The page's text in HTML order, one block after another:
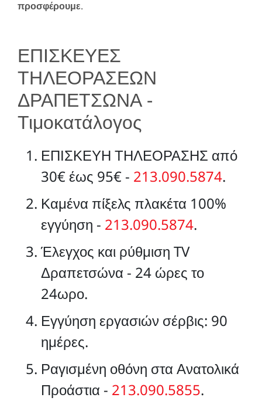
προσφέρουμε.
ΕΠΙΣΚΕΥΕΣ
ΤΗΛΕΟΡΑΣΕΩΝ
ΔΡΑΠΕΤΣΩΝΑ -
Τιμοκατάλογος
ΕΠΙΣΚΕΥΗ ΤΗΛΕΟΡΑΣΗΣ από
30€ έως 95€ - 213.090.5874.
Καμένα πίξελς πλακέτα 100%
εγγύηση - 213.090.5874.
Έλεγχος και ρύθμιση TV
Δραπετσώνα - 24 ώρες το
24ωρο.
Εγγύηση εργασιών σέρβις: 90
ημέρες.
Ραγισμένη οθόνη στα Ανατολικά
Προάστια - 213.090.5855.